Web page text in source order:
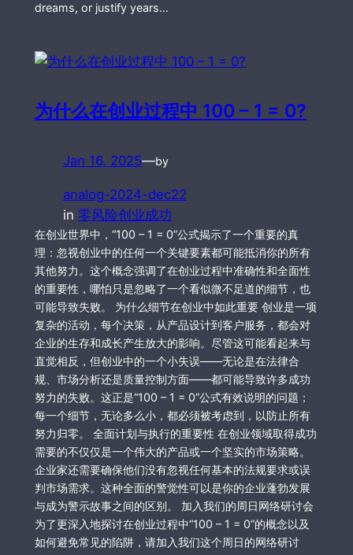
dreams, or justify years…
为什么在创业过程中 100 – 1 = 0?
Jan 16, 2025—by
analog-2024-dec22
in 零风险创业成功
在创业世界中，“100 – 1 = 0”公式揭示了一个重要的真
理：忽视创业中的任何一个关键要素都可能抵消你的所有
其他努力。这个概念强调了在创业过程中准确性和全面性
的重要性，哪怕只是忽略了一个看似微不足道的细节，也
可能导致失败。 为什么细节在创业中如此重要 创业是一项
复杂的活动，每个决策，从产品设计到客户服务，都会对
企业的生存和成长产生放大的影响。尽管这可能看起来与
直觉相反，但创业中的一个小失误——无论是在法律合
规、市场分析还是质量控制方面——都可能导致许多成功
努力的失败。这正是“100 – 1 = 0”公式有效说明的问题；
每一个细节，无论多么小，都必须被考虑到，以防止所有
努力归零。 全面计划与执行的重要性 在创业领域取得成功
需要的不仅仅是一个伟大的产品或一个坚实的市场策略。
企业家还需要确保他们没有忽视任何基本的法规要求或误
判市场需求。这种全面的警觉性可以是你的企业蓬勃发展
与成为警示故事之间的区别。 加入我们的周日网络研讨会
为了更深入地探讨在创业过程中“100 – 1 = 0”的概念以及
如何避免常见的陷阱，请加入我们这个周日的网络研讨